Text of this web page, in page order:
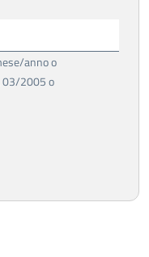
anno o
03/2005 o